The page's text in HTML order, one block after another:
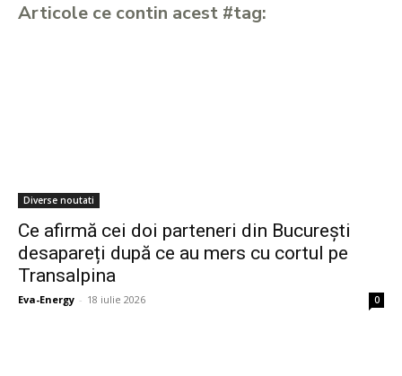
Articole ce contin acest #tag:
Diverse noutati
Ce afirmă cei doi parteneri din București
desapareți după ce au mers cu cortul pe
Transalpina
Eva-Energy - 18 iulie 2026 0